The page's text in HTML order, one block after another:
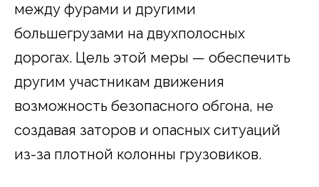
между фурами и другими
большегрузами на двухполосных
дорогах. Цель этой меры — обеспечить
другим участникам движения
возможность безопасного обгона, не
создавая заторов и опасных ситуаций
из-за плотной колонны грузовиков.